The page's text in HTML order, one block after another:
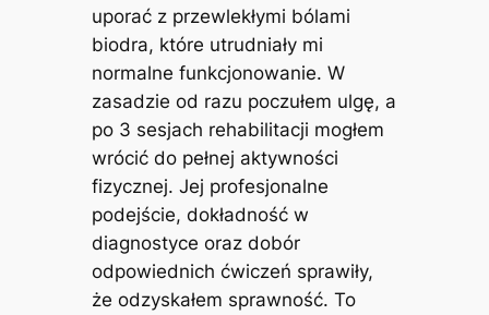
uporać z przewlekłymi bólami
biodra, które utrudniały mi
normalne funkcjonowanie. W
zasadzie od razu poczułem ulgę, a
po 3 sesjach rehabilitacji mogłem
wrócić do pełnej aktywności
fizycznej. Jej profesjonalne
podejście, dokładność w
diagnostyce oraz dobór
odpowiednich ćwiczeń sprawiły,
że odzyskałem sprawność. To